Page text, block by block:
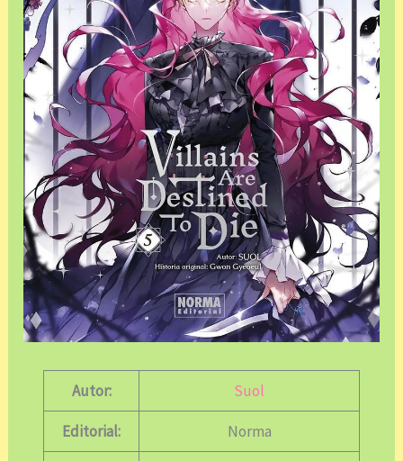
Autor: Suol
Editorial: Norma